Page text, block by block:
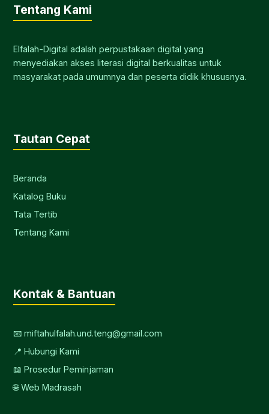
Tentang Kami
Elfalah-Digital adalah perpustakaan digital yang
menyediakan akses literasi digital berkualitas untuk
masyarakat pada umumnya dan peserta didik khususnya.
Tautan Cepat
Beranda
Katalog Buku
Tata Tertib
Tentang Kami
Kontak & Bantuan
📧 miftahulfalah.und.teng@gmail.com
📍 Hubungi Kami
📖 Prosedur Peminjaman
🌐 Web Madrasah